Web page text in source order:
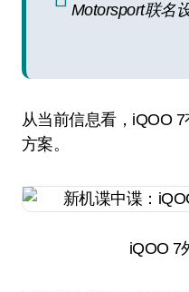
Motorsport联名
从当前信息看，iQOO
方案。
iQOO 7